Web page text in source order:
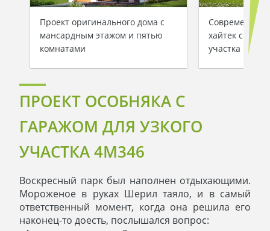
Проект оригинального дома с
мансардным этажом и пятью
комнатами
Современный
хайтек с
участка
ПРОЕКТ ОСОБНЯКА С
ГАРАЖОМ ДЛЯ УЗКОГО
УЧАСТКА 4M346
Воскресный парк был наполнен отдыхающими.
Мороженое в руках Шерил таяло, и в самый
ответственный момент, когда она решила его
наконец-то доесть, послышался вопрос: